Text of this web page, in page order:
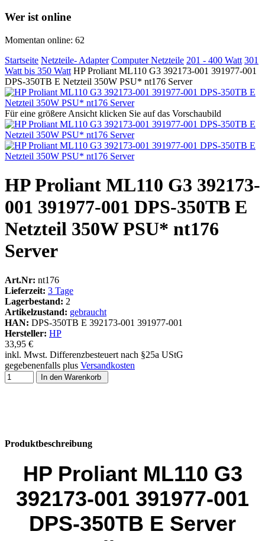
Wer ist online
Momentan online: 62
Startseite Netzteile- Adapter Computer Netzteile 201 - 400 Watt 301
Watt bis 350 Watt HP Proliant ML110 G3 392173-001 391977-001
DPS-350TB E Netzteil 350W PSU* nt176 Server
Für eine größere Ansicht klicken Sie auf das Vorschaubild
HP Proliant ML110 G3 392173-
001 391977-001 DPS-350TB E
Netzteil 350W PSU* nt176
Server
Art.Nr: nt176
Lieferzeit: 3 Tage
Lagerbestand: 2
Artikelzustand: gebraucht
HAN: DPS-350TB E 392173-001 391977-001
Hersteller: HP
33,95 €
inkl. Mwst. Differenzbesteuert nach §25a UStG
gegebenenfalls plus Versandkosten
In den Warenkorb
Produktbeschreibung
HP Proliant ML110 G3
392173-001 391977-001
DPS-350TB E Server